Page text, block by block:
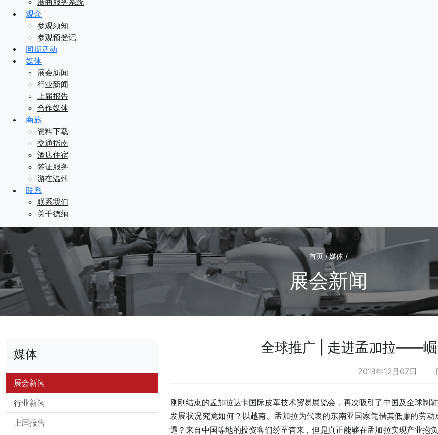
展商服务系统
观众
参观须知
参观预登记
同期活动
媒体
展会新闻
行业新闻
上届报告
合作媒体
商旅
资料下载
交通指南
酒店住宿
签证服务
游在温州
联系
联系我们
关于德纳
首页 / 媒体 /
展会新闻
媒体
展会新闻
行业新闻
上届报告
全球推广 | 走进孟加拉——崛
2018年12月07日
刚刚结束的孟加拉达卡国际皮革技术贸易展览会，再次吸引了中国及全球制
发展状况究竟如何？以越南、孟加拉为代表的东南亚国家凭借其低廉的劳
遇？来自中国等地的投资客们纷至杳来，但是真正能够在孟加拉实现产业抱